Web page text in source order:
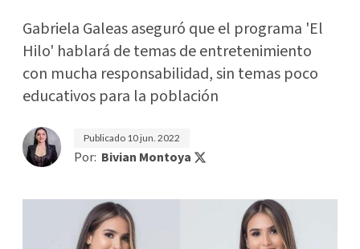
Gabriela Galeas aseguró que el programa 'El
Hilo' hablará de temas de entretenimiento
con mucha responsabilidad, sin temas poco
educativos para la población
Publicado 10 jun. 2022
Por: Bivian Montoya